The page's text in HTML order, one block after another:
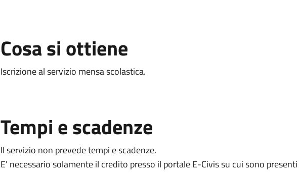
Cosa si ottiene
Iscrizione al servizio mensa scolastica.
Tempi e scadenze
Il servizio non prevede tempi e scadenze.
E' necessario solamente il credito presso il portale E-Civis su cui sono